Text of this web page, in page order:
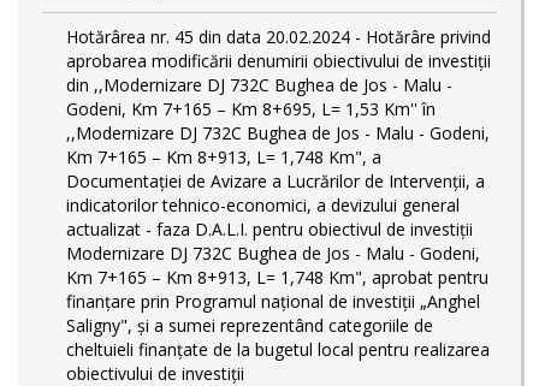
Hotărârea nr. 45 din data 20.02.2024 - Hotărâre privind
aprobarea modificării denumirii obiectivului de investiții
din ,,Modernizare DJ 732C Bughea de Jos - Malu -
Godeni, Km 7+165 – Km 8+695, L= 1,53 Km'' în
,,Modernizare DJ 732C Bughea de Jos - Malu - Godeni,
Km 7+165 – Km 8+913, L= 1,748 Km", a
Documentației de Avizare a Lucrărilor de Intervenții, a
indicatorilor tehnico-economici, a devizului general
actualizat - faza D.A.L.I. pentru obiectivul de investiţii
Modernizare DJ 732C Bughea de Jos - Malu - Godeni,
Km 7+165 – Km 8+913, L= 1,748 Km", aprobat pentru
finanțare prin Programul național de investiții „Anghel
Saligny", și a sumei reprezentând categoriile de
cheltuieli finanțate de la bugetul local pentru realizarea
obiectivului de investiții